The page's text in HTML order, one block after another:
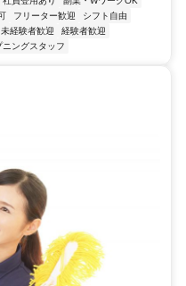
フリーター歓迎
シフト自由
未経験者歓迎
経験者歓迎
ニングスタッフ